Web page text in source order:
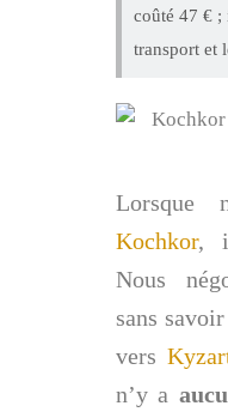
coûté 47 € ;
transport et
Lorsque
Kochkor,
Nous
sans
vers
n’y a